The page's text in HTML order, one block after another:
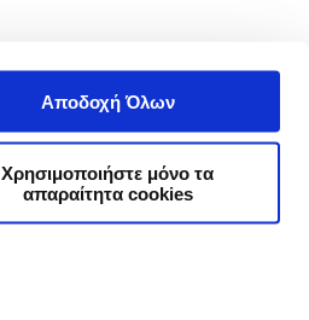
Αποδοχή Όλων
Χρησιμοποιήστε μόνο τα
απαραίτητα cookies